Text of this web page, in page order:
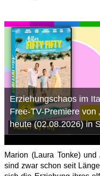
Erziehungschaos im
Free-TV-Premiere von
heute (02.08.2026) in
Marion (Laura Tonke)
sind zwar schon seit